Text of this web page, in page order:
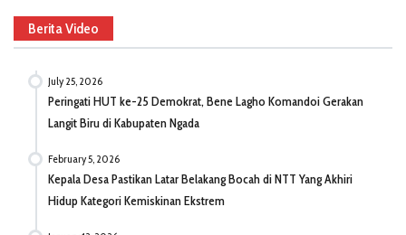
Berita Video
July 25, 2026
Peringati HUT ke-25 Demokrat, Bene Lagho Komandoi Gerakan
Langit Biru di Kabupaten Ngada
February 5, 2026
Kepala Desa Pastikan Latar Belakang Bocah di NTT Yang Akhiri
Hidup Kategori Kemiskinan Ekstrem